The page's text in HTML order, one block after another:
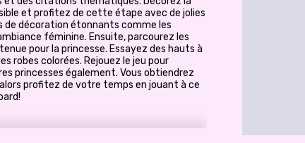
et profitez de cette étape avec de jolies
de décoration étonnants comme les
féminine. Ensuite, parcourez les
pour la princesse. Essayez des hauts à
robes colorées. Rejouez le jeu pour
princesses également. Vous obtiendrez
profitez de votre temps en jouant à ce